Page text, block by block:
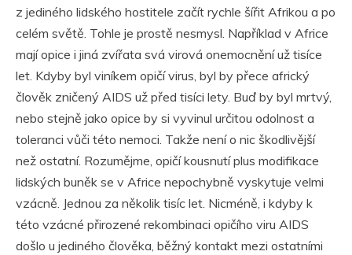
z jediného lidského hostitele začít rychle šířit Afrikou a po
celém světě. Tohle je prostě nesmysl. Například v Africe
mají opice i jiná zvířata svá virová onemocnění už tisíce
let. Kdyby byl viníkem opičí virus, byl by přece africký
člověk zničený AIDS už před tisíci lety. Buď by byl mrtvý,
nebo stejně jako opice by si vyvinul určitou odolnost a
toleranci vůči této nemoci. Takže není o nic škodlivější
než ostatní. Rozumějme, opičí kousnutí plus modifikace
lidských buněk se v Africe nepochybně vyskytuje velmi
vzácně. Jednou za několik tisíc let. Nicméně, i kdyby k
této vzácné přirozené rekombinaci opičího viru AIDS
došlo u jediného člověka, běžný kontakt mezi ostatními